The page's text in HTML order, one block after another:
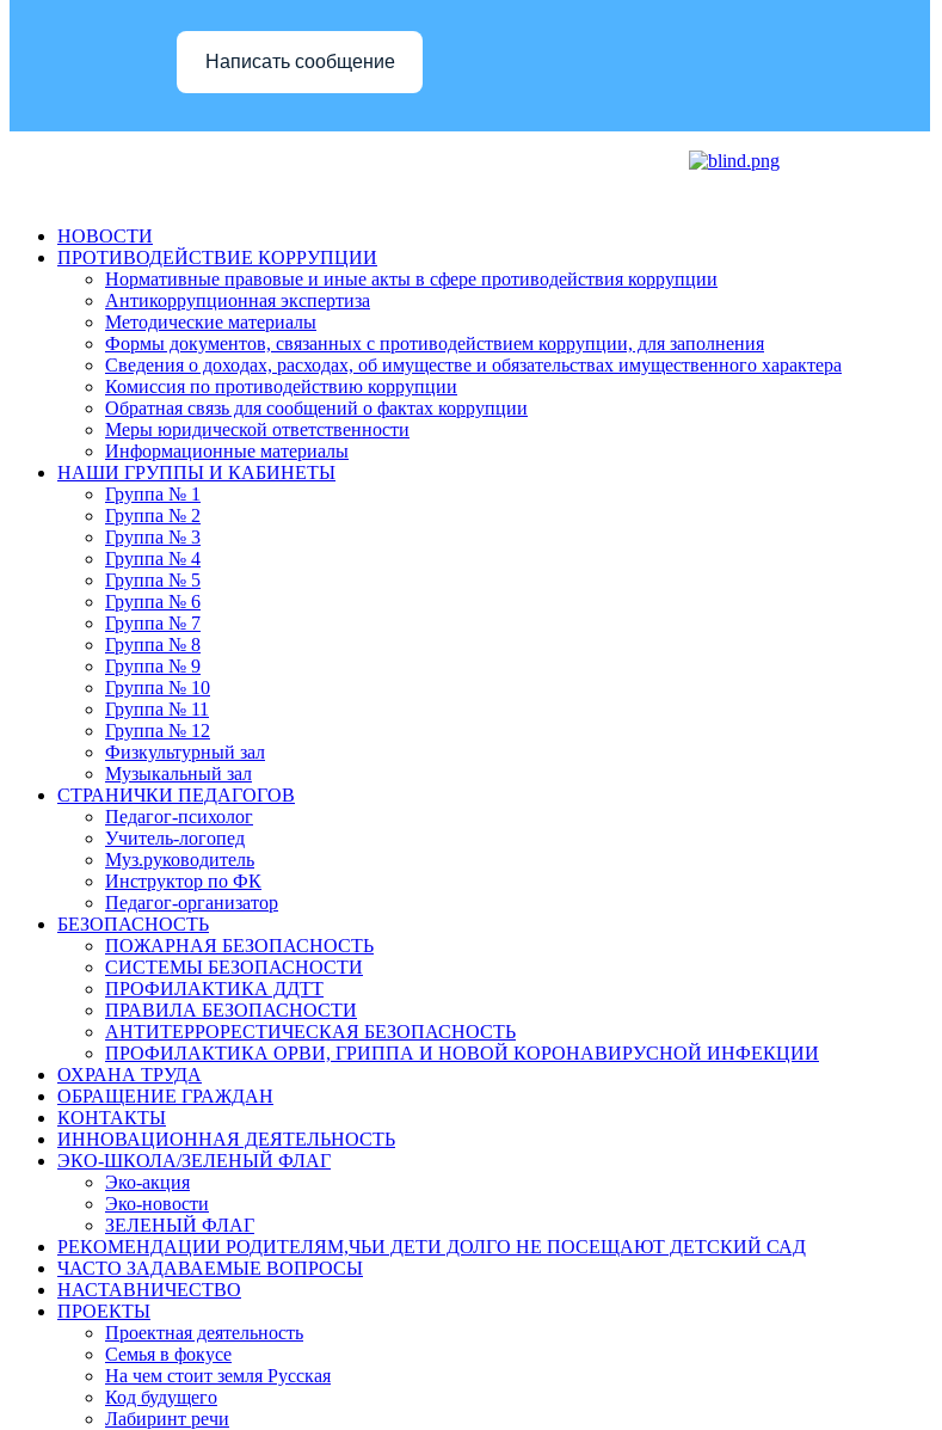
Написать сообщение
НОВОСТИ
ПРОТИВОДЕЙСТВИЕ КОРРУПЦИИ
Нормативные правовые и иные акты в сфере противодействия коррупции
Антикоррупционная экспертиза
Методические материалы
Формы документов, связанных с противодействием коррупции, для заполнения
Сведения о доходах, расходах, об имуществе и обязательствах имущественного характера
Комиссия по противодействию коррупции
Обратная связь для сообщений о фактах коррупции
Меры юридической ответственности
Информационные материалы
НАШИ ГРУППЫ И КАБИНЕТЫ
Группа № 1
Группа № 2
Группа № 3
Группа № 4
Группа № 5
Группа № 6
Группа № 7
Группа № 8
Группа № 9
Группа № 10
Группа № 11
Группа № 12
Физкультурный зал
Музыкальный зал
СТРАНИЧКИ ПЕДАГОГОВ
Педагог-психолог
Учитель-логопед
Муз.руководитель
Инструктор по ФК
Педагог-организатор
БЕЗОПАСНОСТЬ
ПОЖАРНАЯ БЕЗОПАСНОСТЬ
СИСТЕМЫ БЕЗОПАСНОСТИ
ПРОФИЛАКТИКА ДДТТ
ПРАВИЛА БЕЗОПАСНОСТИ
АНТИТЕРРОРЕСТИЧЕСКАЯ БЕЗОПАСНОСТЬ
ПРОФИЛАКТИКА ОРВИ, ГРИППА И НОВОЙ КОРОНАВИРУСНОЙ ИНФЕКЦИИ
ОХРАНА ТРУДА
ОБРАЩЕНИЕ ГРАЖДАН
КОНТАКТЫ
ИННОВАЦИОННАЯ ДЕЯТЕЛЬНОСТЬ
ЭКО-ШКОЛА/ЗЕЛЕНЫЙ ФЛАГ
Эко-акция
Эко-новости
ЗЕЛЕНЫЙ ФЛАГ
РЕКОМЕНДАЦИИ РОДИТЕЛЯМ,ЧЬИ ДЕТИ ДОЛГО НЕ ПОСЕЩАЮТ ДЕТСКИЙ САД
ЧАСТО ЗАДАВАЕМЫЕ ВОПРОСЫ
НАСТАВНИЧЕСТВО
ПРОЕКТЫ
Проектная деятельность
Семья в фокусе
На чем стоит земля Русская
Код будущего
Лабиринт речи